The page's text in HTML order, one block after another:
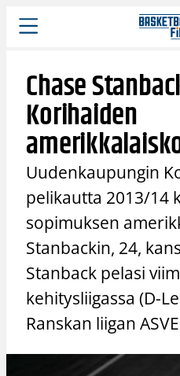
Siirry
sisältöön
Chase
Korihaiden
Uudenkaupungin
pelikautta 2013/14
sopimuksen
Stanbackin, 24,
Stanback pelasi
kehitysliigassa (D-
Ranskan liigan